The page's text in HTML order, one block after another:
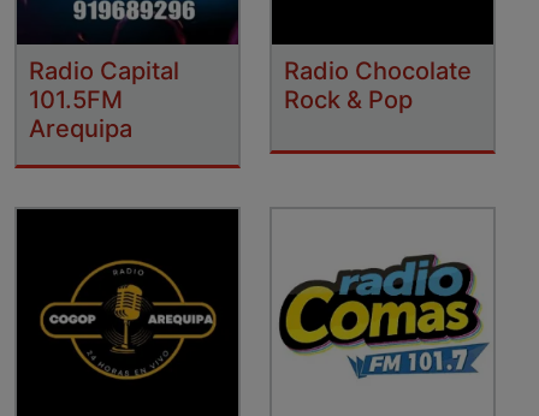
Radio Capital
101.5FM
Arequipa
Radio Chocolate
Rock & Pop